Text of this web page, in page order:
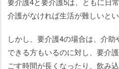
介護がなければ生活が難しいと
しかし、要介護4の場合は、介
できる方もいるのに対し、要介
ごす時間が長くなったり、飲み